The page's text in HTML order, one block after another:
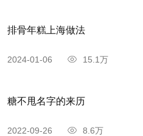
排骨年糕上海做法
2024-01-06 15.1万
糖不甩名字的来历
2022-09-26 8.6万